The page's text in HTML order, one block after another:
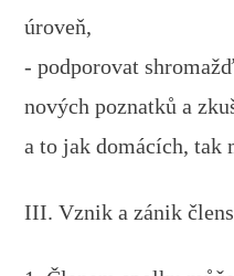
úroveň,
- podporovat
nových poznatků a
a to jak domácích, tak
III. Vznik a zánik